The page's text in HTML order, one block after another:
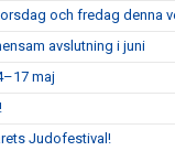
och fredag denna
avslutning i juni
maj
Judofestival!